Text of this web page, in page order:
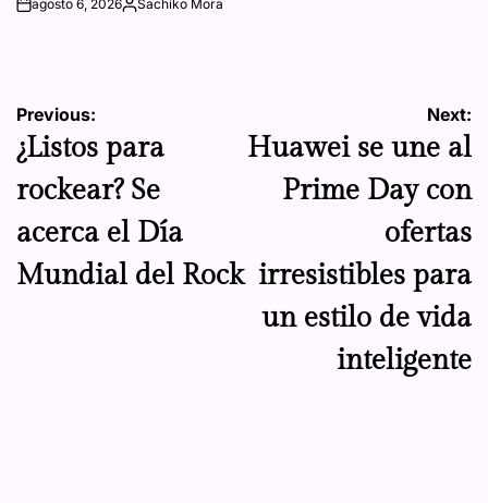
onagosto 6, 2026Posted
Sachiko Mora
Navegación
de
entradas
Previous:
¿Listos para
rockear? Se
acerca el Día
Mundial del Rock
Next:
Huawei se une al
Prime Day con
ofertas
irresistibles para
un estilo de vida
inteligente